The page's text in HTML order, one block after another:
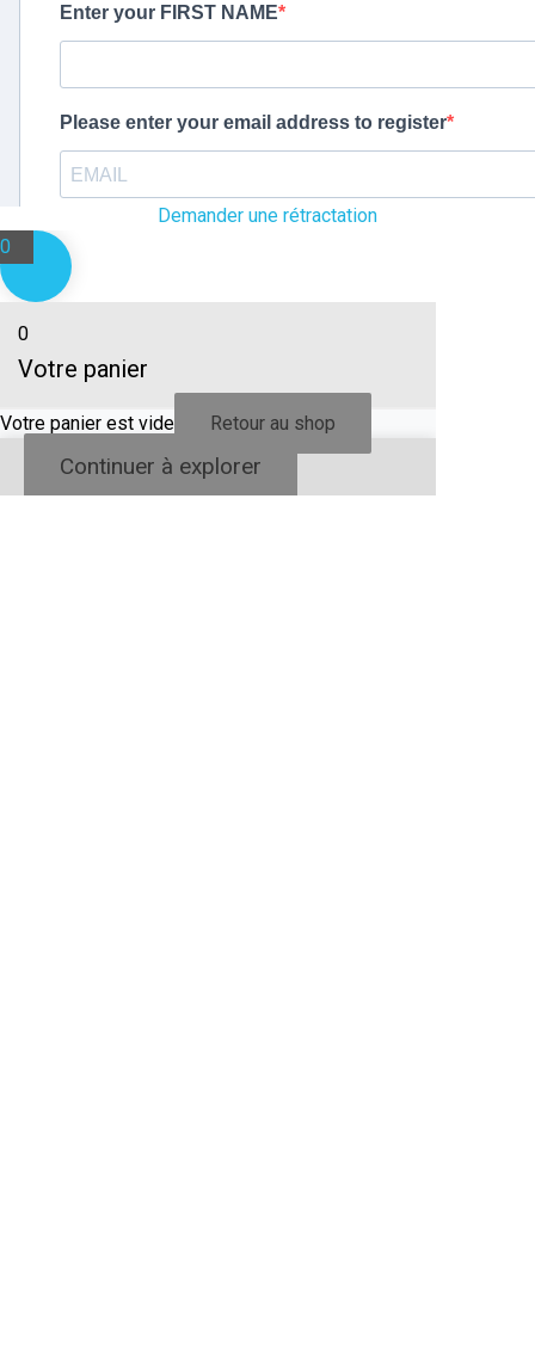
Demander une rétractation
0
0
Votre panier
Votre panier est vide Retour au shop
Continuer à explorer